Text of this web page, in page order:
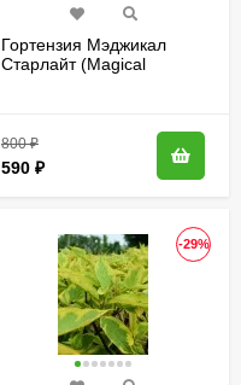
Гортензия Мэджикал
Старлайт (Magical
800₽
590 ₽
-29%